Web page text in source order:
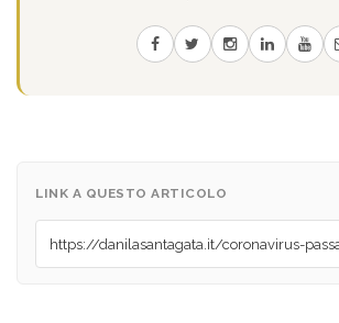
LINK A QUESTO ARTICOLO